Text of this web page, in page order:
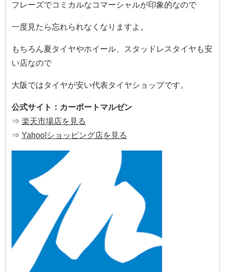
フレーズでコミカルなコマーシャルが印象的なので
一度見たら忘れられなくなりますよ。
もちろん夏タイヤやホイール、スタッドレスタイヤも安
い店なので
大阪ではタイヤが安い代表タイヤショップです。
公式サイト：カーポートマルゼン
⇒ 楽天市場店を見る
⇒ Yahoo!ショッピング店を見る